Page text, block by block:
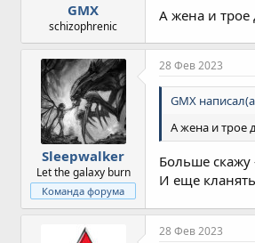
GMX
schizophrenic
А жена и трое
Sleepwalker
Let the galaxy burn
Команда форума
28 Фев 2023
GMX
А жена и трое
Больше скажу
И еще
28 Фев 2023